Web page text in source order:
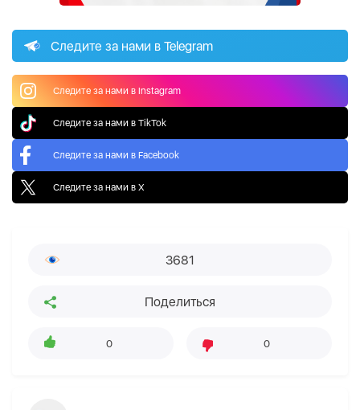
Следите за нами в Telegram
Следите за нами в Instagram
Следите за нами в TikTok
Следите за нами в Facebook
Следите за нами в X
3681
Поделиться
0 0